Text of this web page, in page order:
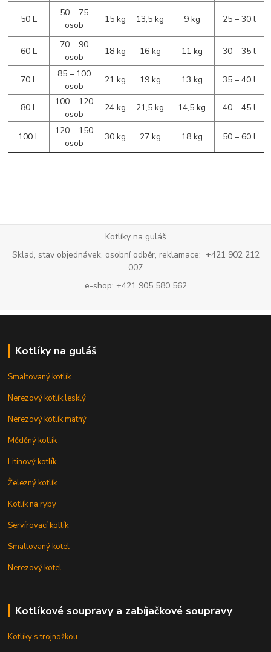
50 L
50 – 75
osob
15 kg 13,5 kg 9 kg 25 – 30 l
60 L
70 – 90
osob
18 kg 16 kg 11 kg 30 – 35 l
70 L
85 – 100
osob
21 kg 19 kg 13 kg 35 – 40 l
80 L
100 – 120
osob
24 kg 21,5 kg 14,5 kg 40 – 45 l
100 L
120 – 150
osob
30 kg 27 kg 18 kg 50 – 60 l
Kotlíky na guláš
Sklad, stav objednávek, osobní odběr, reklamace: +421 902 212
007
e-shop: +421 905 580 562
Kotlíky na guláš
Smaltovaný kotlík
Nerezový kotlík lesklý
Nerezový kotlík matný
Měděný kotlík
Litinový kotlík
Železný kotlík
Kotlík na ryby
Servírovací kotlík
Smaltovaný kotel
Nerezový kotel
Kotlíkové soupravy a zabíjačkové soupravy
Kotlíky s trojnožkou